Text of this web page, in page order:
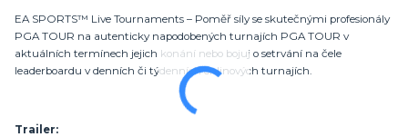
EA SPORTS™ Live Tournaments – Poměř síly se skutečnými profesionály
PGA TOUR na autenticky napodobených turnajích PGA TOUR v
aktuálních termínech jejich konání nebo bojuj o setrvání na čele
leaderboardu v denních či týdenních onlinových turnajích.
Trailer: